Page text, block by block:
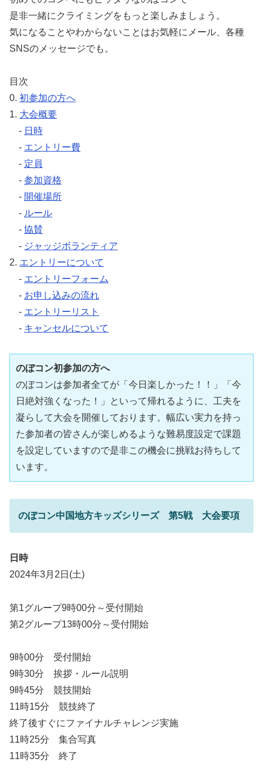
是非一緒にクライミングをもっと楽しみましょう。
気になることやわからないことはお気軽にメール、各種
SNSのメッセージでも。
目次
0. 初参加の方へ
1. 大会概要
- 日時
- エントリー費
- 定員
- 参加資格
- 開催場所
- ルール
- 協賛
- ジャッジボランティア
2. エントリーについて
- エントリーフォーム
- お申し込みの流れ
- エントリーリスト
- キャンセルについて
のぼコン初参加の方へ
のぼコンは参加者全てが「今日楽しかった！！」「今
日絶対強くなった！」といって帰れるように、工夫を
凝らして大会を開催しております。幅広い実力を持っ
た参加者の皆さんが楽しめるような難易度設定で課題
を設定していますので是非この機会に挑戦お待ちして
います。
のぼコン中国地方キッズシリーズ 第5戦 大会要項
日時
2024年3月2日(土)
第1グループ9時00分～受付開始
第2グループ13時00分～受付開始
9時00分 受付開始
9時30分 挨拶・ルール説明
9時45分 競技開始
11時15分 競技終了
終了後すぐにファイナルチャレンジ実施
11時25分 集合写真
11時35分 終了